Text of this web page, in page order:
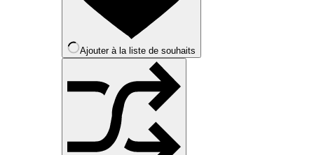
Ajouter à la liste de souhaits